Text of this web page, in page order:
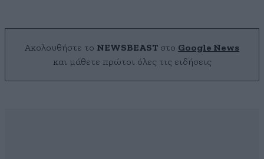
Ακολουθήστε το NEWSBEAST στο Google News
και μάθετε πρώτοι όλες τις ειδήσεις